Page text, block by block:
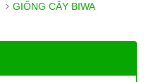
GIỐNG CÂY BIWA